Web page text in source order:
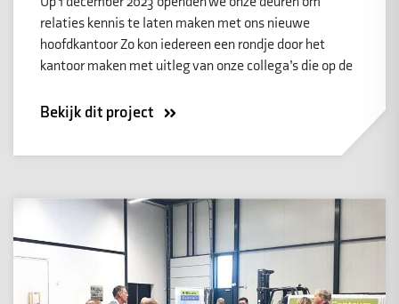
relaties kennis te laten maken met ons nieuwe
hoofdkantoor Zo kon iedereen een rondje door het
kantoor maken met uitleg van onze collega’s die op de
Bekijk dit project